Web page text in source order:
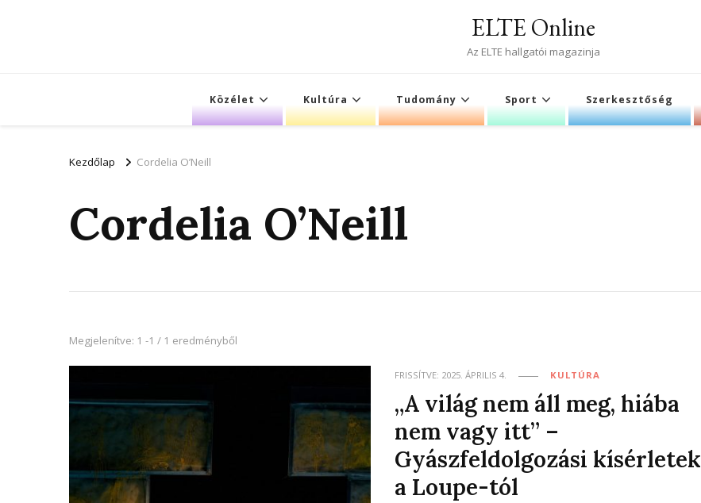
ELTE Online
Az ELTE hallgatói magazinja
Közélet Kultúra Tudomány Sport Szerkesztőség
Kezdőlap Cordelia O’Neill
Cordelia O’Neill
Megjelenítve: 1 -1 / 1 eredményből
FRISSÍTVE: 2025. ÁPRILIS 4. KULTÚRA
„A világ nem áll meg, hiába
nem vagy itt” –
Gyászfeldolgozási kísérletek
a Loupe-tól